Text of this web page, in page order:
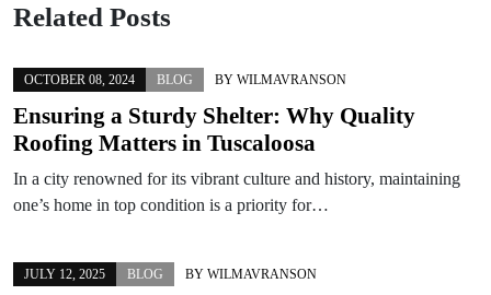
Related Posts
OCTOBER 08, 2024 BLOG BY WILMAVRANSON
Ensuring a Sturdy Shelter: Why Quality
Roofing Matters in Tuscaloosa
In a city renowned for its vibrant culture and history, maintaining
one’s home in top condition is a priority for…
JULY 12, 2025 BLOG BY WILMAVRANSON